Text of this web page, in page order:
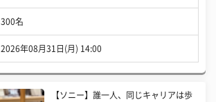
300名
2026年08月31日(月) 14:00
【ソニー】誰一人、同じキャリアは歩